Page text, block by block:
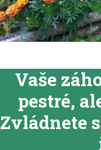
Vaše
pestré,
Zvládnete